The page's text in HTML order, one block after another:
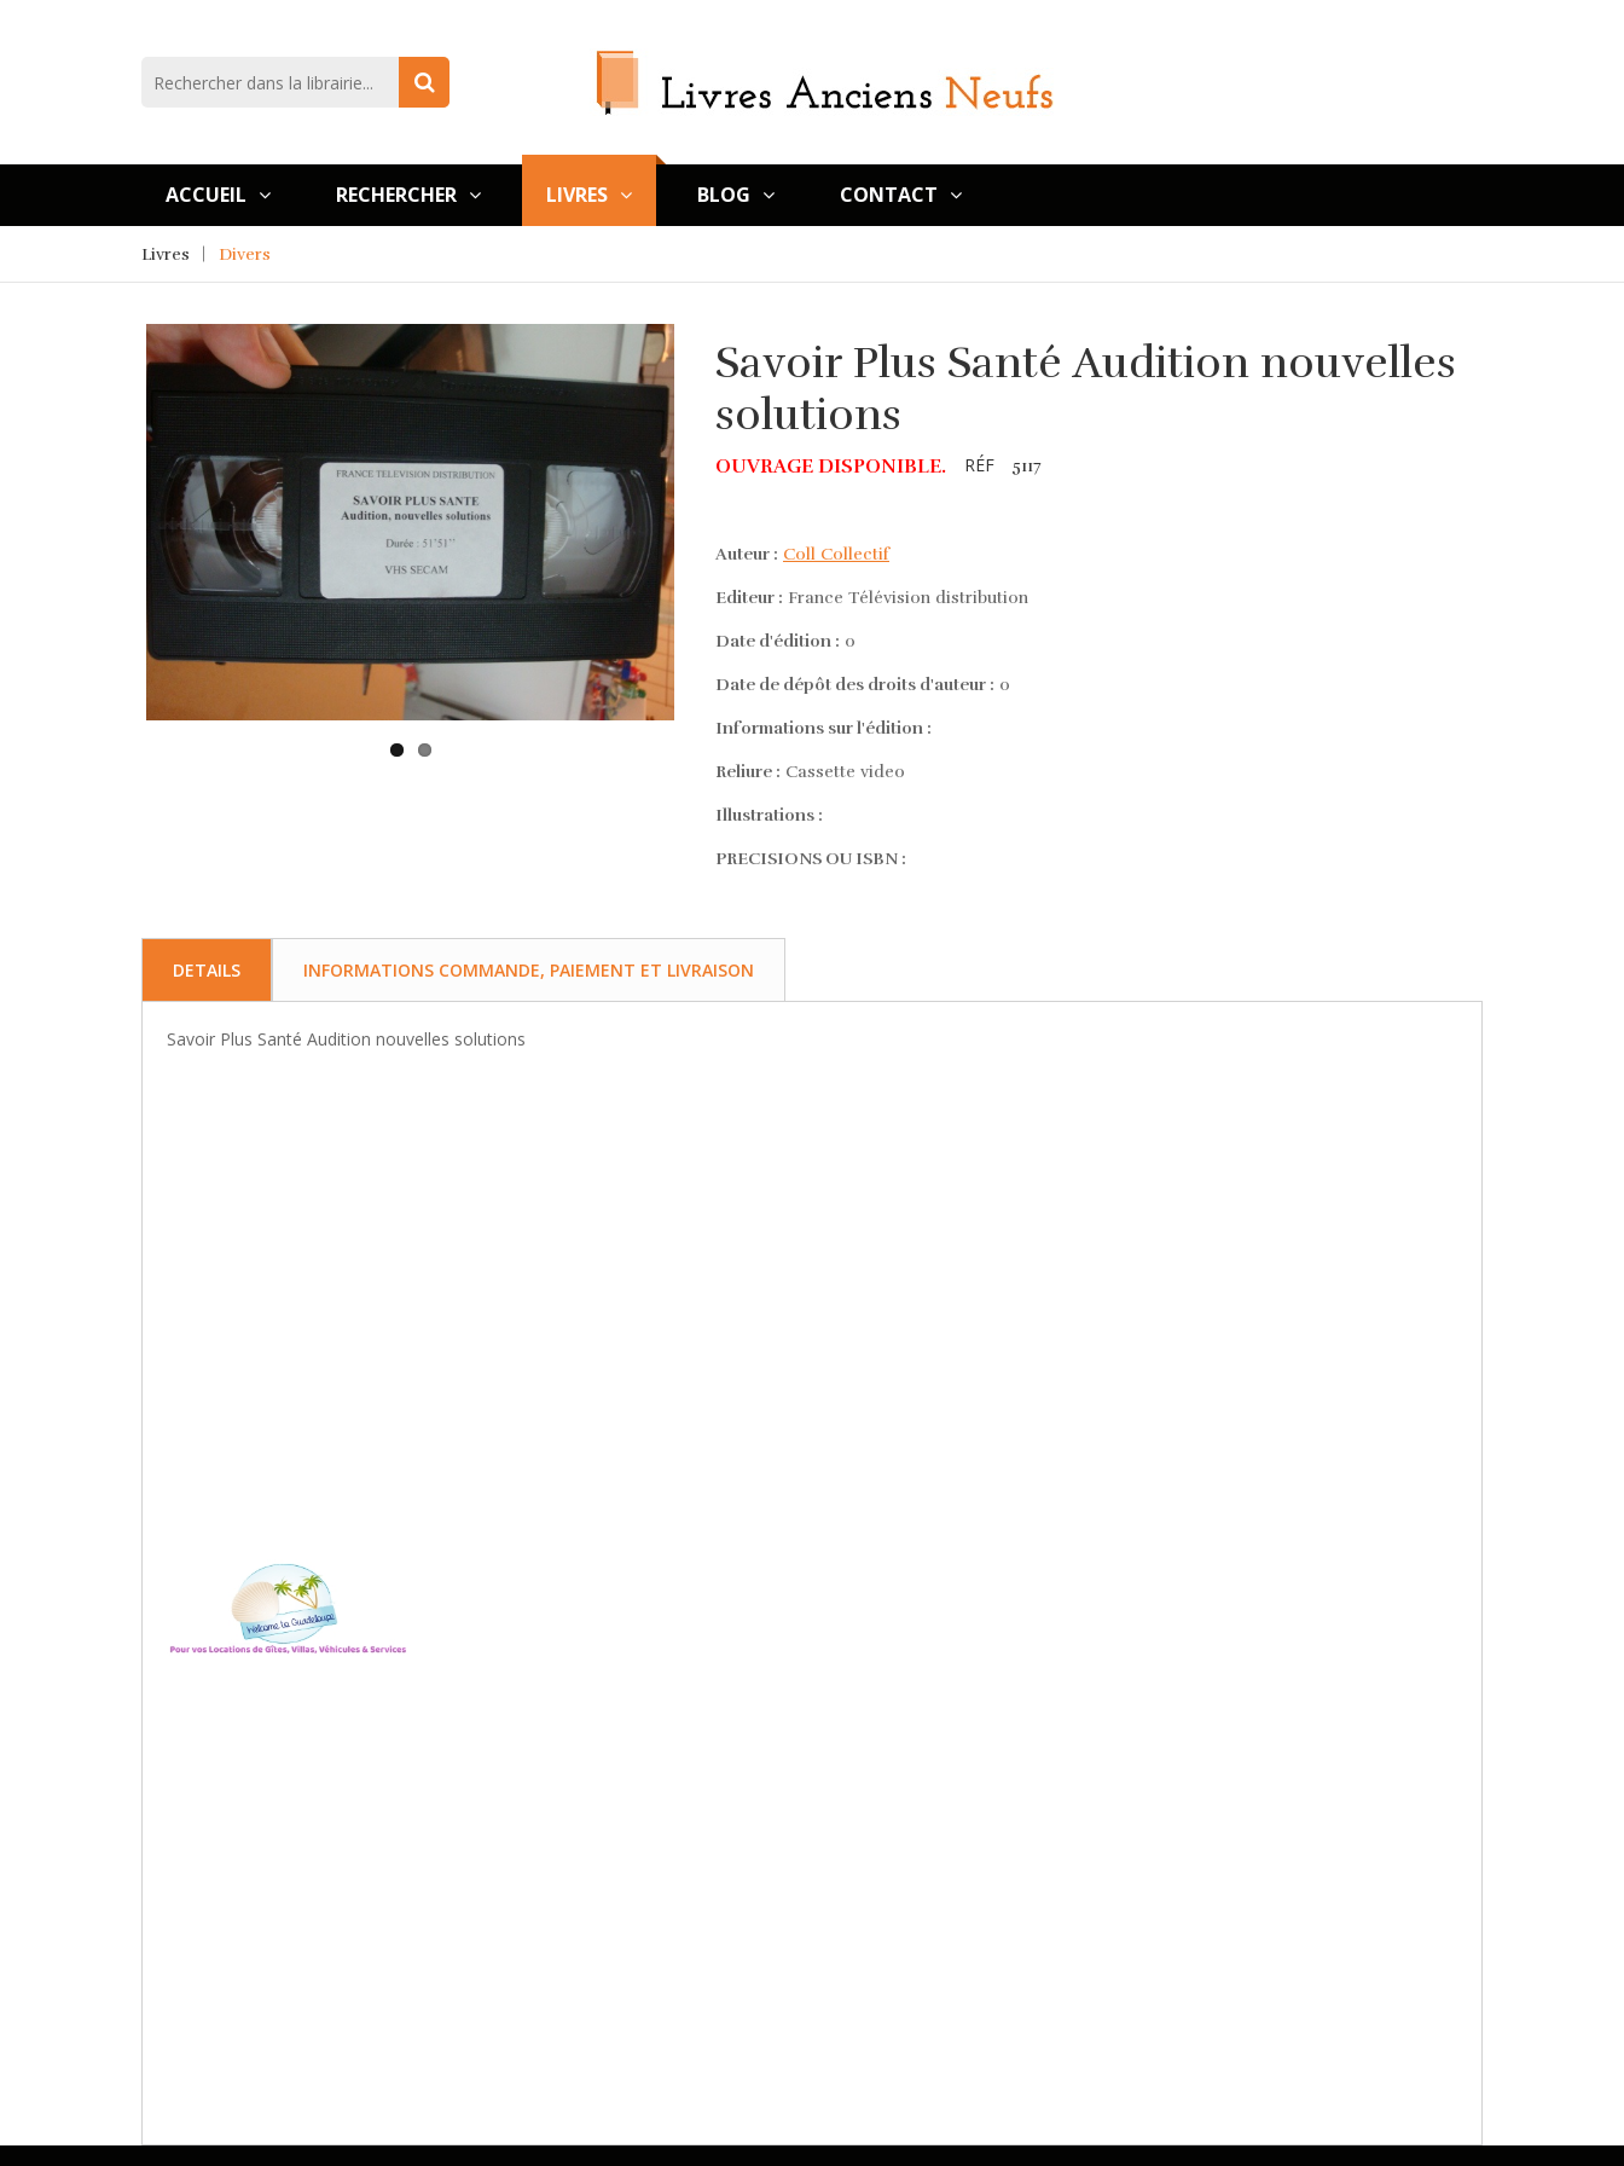
ACCUEIL RECHERCHER LIVRES BLOG CONTACT
Livres Divers
Savoir Plus Santé Audition nouvelles
solutions
OUVRAGE DISPONIBLE. RÉF 5117
Auteur : Coll Collectif
Editeur : France Télévision distribution
Date d'édition : 0
Date de dépôt des droits d'auteur : 0
Informations sur l'édition :
Reliure : Cassette video
Illustrations :
PRECISIONS OU ISBN :
DETAILS INFORMATIONS COMMANDE, PAIEMENT ET LIVRAISON
Savoir Plus Santé Audition nouvelles solutions